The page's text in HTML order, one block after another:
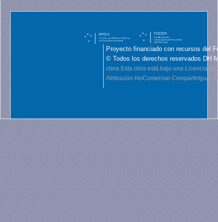
Proyecto financiado con recursos del
© Todos los derechos reservados DH
cbna Esta obra está bajo una Licencia
Atribución-NoComercial-CompartirIgual